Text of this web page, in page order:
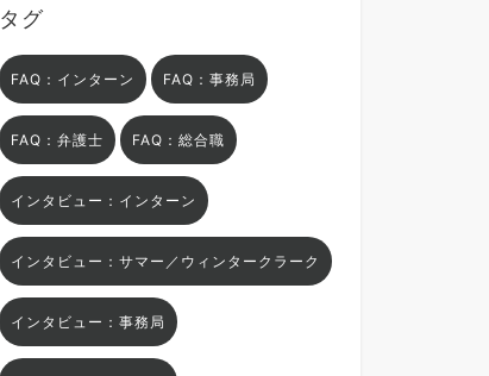
タグ
FAQ：インターン FAQ：事務局
FAQ：弁護士 FAQ：総合職
インタビュー：インターン
インタビュー：サマー／ウィンタークラーク
インタビュー：事務局